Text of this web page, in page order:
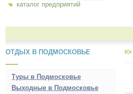
каталог предприятий
ОТДЫХ В ПОДМОСКОВЬЕ
Туры в Подмосковье
Выходные в Подмосковье
Юг